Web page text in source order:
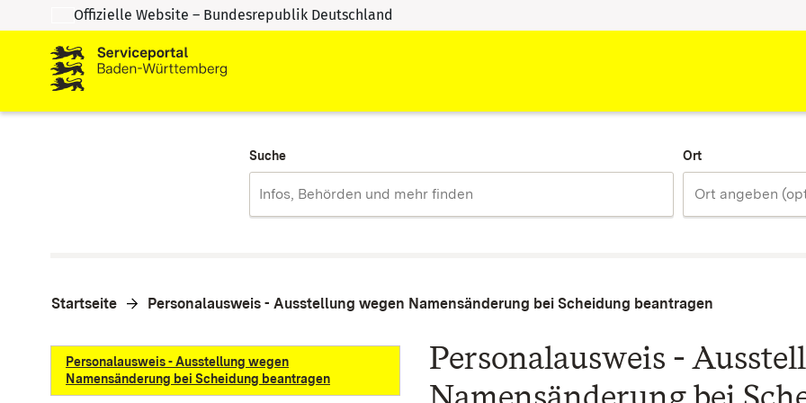
Zum Inhalt springen
Zur Suche springen
Offizielle Website – Bundesrepublik Deutschland
Suche Ort
Startseite Personalausweis - Ausstellung wegen Namensänderung bei Scheidung beantragen
Personalausweis - Ausstellung wegen
Namensänderung bei Scheidung beantragen
Personalausweis -